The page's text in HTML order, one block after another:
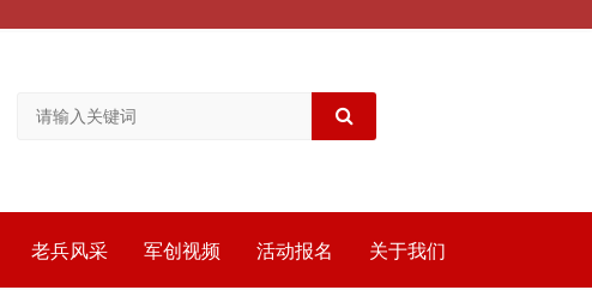
老兵风采 军创视频 活动报名 关于我们